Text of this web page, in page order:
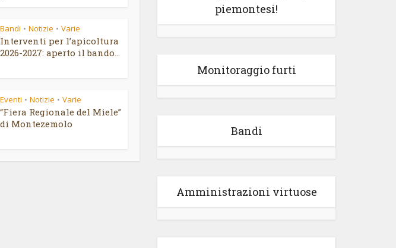
Bandi • Notizie • Varie
Interventi per l’apicoltura
2026-2027: aperto il bando...
Eventi • Notizie • Varie
“Fiera Regionale del Miele”
di Montezemolo
piemontesi!
Monitoraggio furti
Bandi
Amministrazioni virtuose